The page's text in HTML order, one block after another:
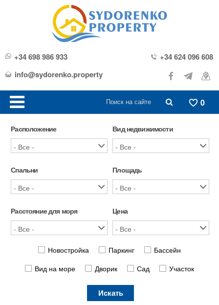
+34 698 986 933
+34 624 096 608
info@sydorenko.property
0
Расположение Вид недвижимости
Спальни Площадь
Расстояние для моря Цена
Новостройка Паркинг
Бассейн
Вид на море
Дворик Сад Участок
Искать